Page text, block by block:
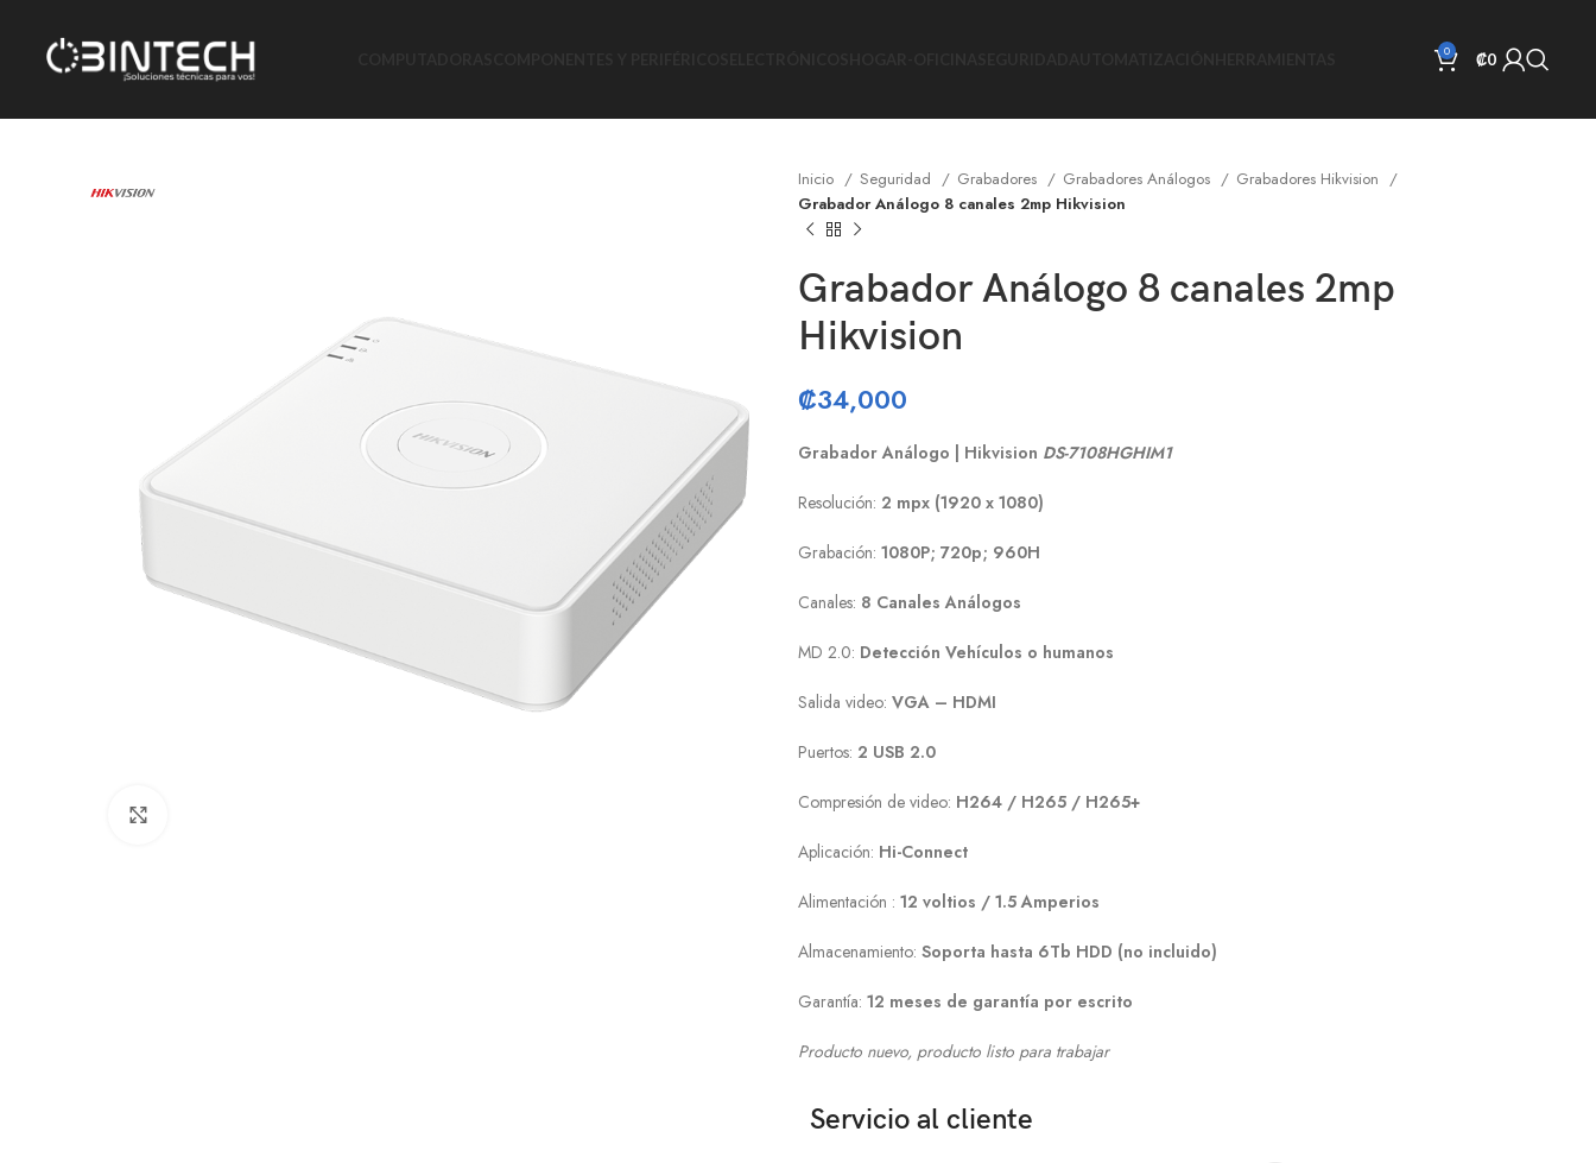
0 ₡0
Inicio Seguridad Grabadores Grabadores Análogos
Grabadores Hikvision
Grabador Análogo 8 canales 2mp Hikvision
Grabador Análogo 8 canales 2mp
Hikvision
₡34,000
Grabador Análogo | Hikvision DS-7108HGHIM1
Resolución: 2 mpx (1920 x 1080)
Grabación: 1080P; 720p; 960H
Canales: 8 Canales Análogos
MD 2.0: Detección Vehículos o humanos
Salida video: VGA – HDMI
Puertos: 2 USB 2.0
Compresión de video: H264 / H265 / H265+
Aplicación: Hi-Connect
Alimentación : 12 voltios / 1.5 Amperios
Almacenamiento: Soporta hasta 6Tb HDD (no incluido)
Garantía: 12 meses de garantía por escrito
Producto nuevo, producto listo para trabajar
Servicio al cliente